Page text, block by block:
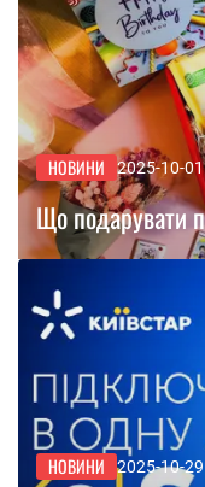
НОВИНИ 2025-10-01
Що подарувати
НОВИНИ 2025-10-29